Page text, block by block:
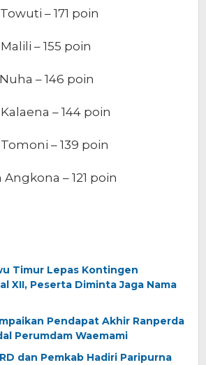
– 171 poin
– 155 poin
– 146 poin
– 144 poin
– 139 poin
– 121 poin
Timur Lepas Kontingen
XII, Peserta Diminta Jaga Nama
Pendapat Akhir Ranperda
Perumdam Waemami
dan Pemkab Hadiri Paripurna